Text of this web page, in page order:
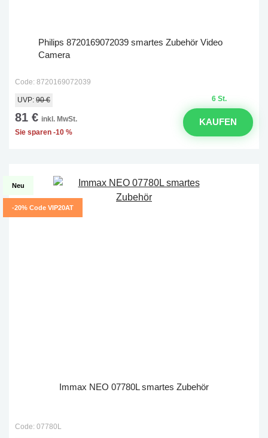
Philips 8720169072039 smartes Zubehör Video
Camera
Code: 8720169072039
6 St.
UVP: 90 €
81 € inkl. MwSt.
Sie sparen -10 %
KAUFEN
Neu
-20% Code VIP20AT
Immax NEO 07780L smartes Zubehör
Code: 07780L